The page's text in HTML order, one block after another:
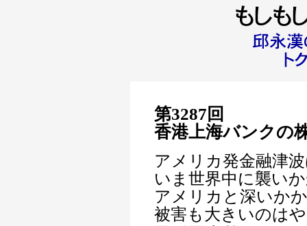
第3287回
香港上海バンクの
アメリカ発金融津
いま世界中に襲い
アメリカと深いか
被害も大きいのは